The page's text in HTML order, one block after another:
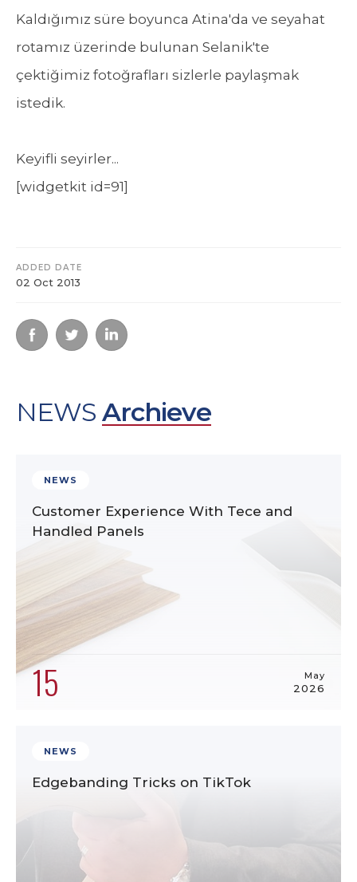
Kaldığımız süre boyunca Atina'da ve seyahat
rotamız üzerinde bulunan Selanik'te
çektiğimiz fotoğrafları sizlerle paylaşmak
istedik.
Keyifli seyirler...
[widgetkit id=91]
ADDED DATE
02 Oct 2013
NEWS Archieve
NEWS
Customer Experience With Tece and
Handled Panels
15 May
2026
NEWS
Edgebanding Tricks on TikTok